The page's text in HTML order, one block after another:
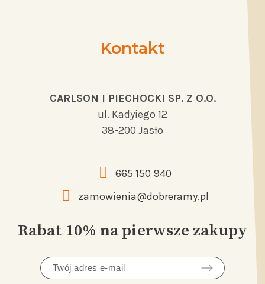
Kontakt
CARLSON I PIECHOCKI SP. Z O.O.
ul. Kadyiego 12
38-200 Jasło
665 150 940
zamowienia@dobreramy.pl
Rabat 10% na pierwsze zakupy